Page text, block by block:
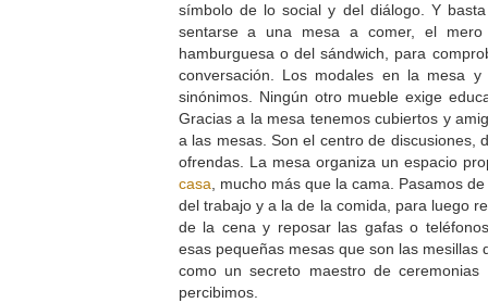
símbolo de lo social y del diálogo. Y
sentarse a una mesa a comer, el
hamburguesa o del sándwich, para
conversación. Los modales en la mesa
sinónimos. Ningún otro mueble exige
Gracias a la mesa tenemos cubiertos y
a las mesas. Son el centro de discusiones,
ofrendas. La mesa organiza un espacio
casa , mucho más que la cama. Pasamos
del trabajo y a la de la comida, para luego
de la cena y reposar las gafas o
esas pequeñas mesas que son las mesillas
como un secreto maestro de
percibimos.